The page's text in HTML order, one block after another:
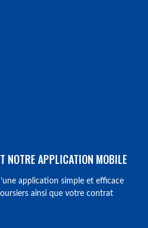
NOTRE APPLICATION MOBILE
application simple et efficace
ainsi que votre contrat